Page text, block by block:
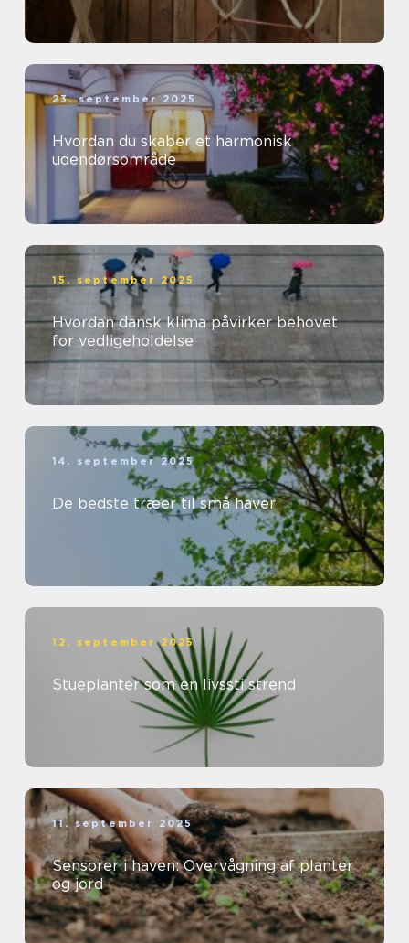
23. september 2025
Hvordan du skaber et harmonisk
udendørsområde
15. september 2025
Hvordan dansk klima påvirker behovet
for vedligeholdelse
14. september 2025
De bedste træer til små haver
12. september 2025
Stueplanter som en livsstilstrend
11. september 2025
Sensorer i haven: Overvågning af planter
og jord